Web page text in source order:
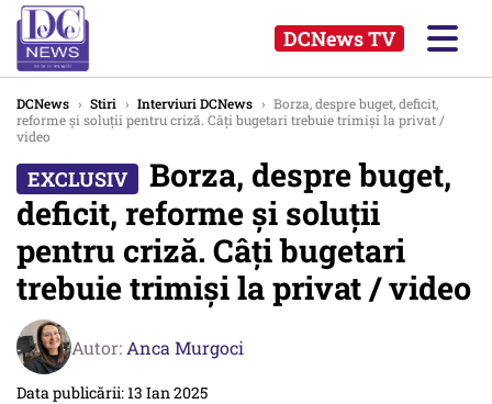
DCNews TV
DCNews › Stiri › Interviuri DCNews › Borza, despre buget, deficit,
reforme și soluții pentru criză. Câți bugetari trebuie trimiși la privat /
video
Borza, despre buget,
deficit, reforme și soluții
pentru criză. Câți bugetari
trebuie trimiși la privat / video
Autor: Anca Murgoci
Data publicării: 13 Ian 2025